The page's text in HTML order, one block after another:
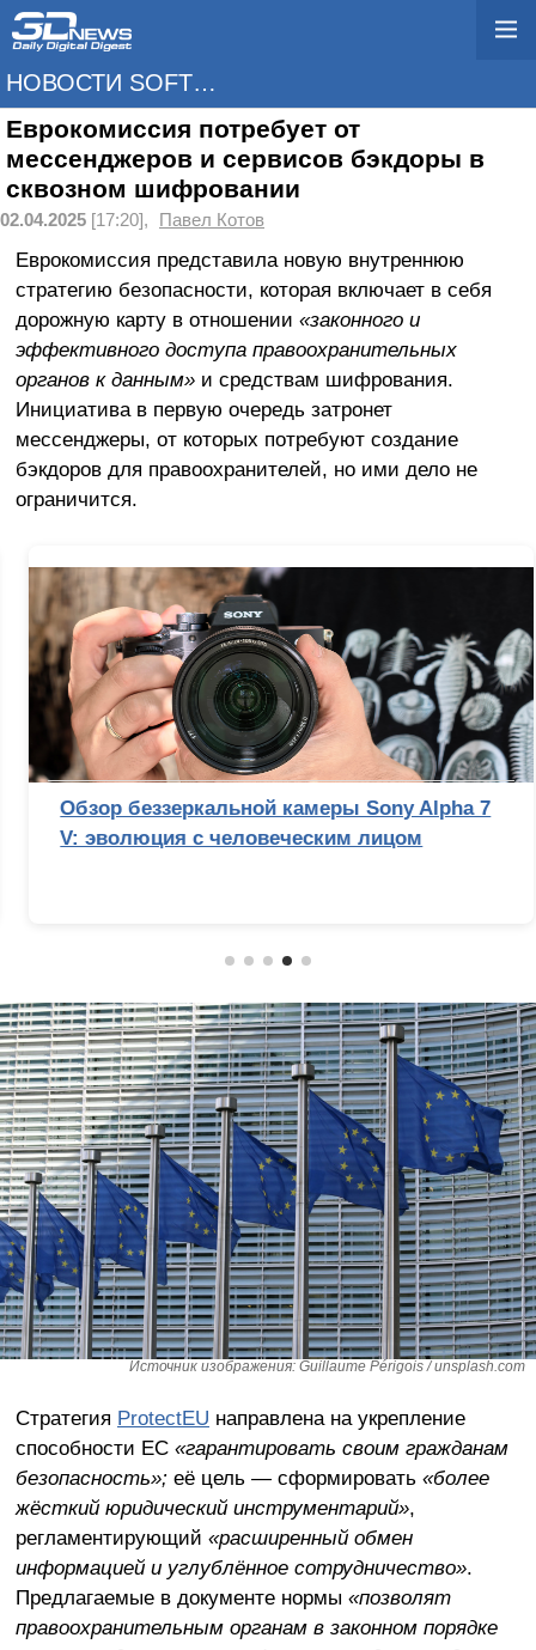
НОВОСТИ SOFTWARE
Еврокомиссия потребует от
мессенджеров и сервисов бэкдоры в
сквозном шифровании
02.04.2025 [17:20], Павел Котов
Еврокомиссия представила новую внутреннюю
стратегию безопасности, которая включает в себя
дорожную карту в отношении «законного и
эффективного доступа правоохранительных
органов к данным»и средствам шифрования.
Инициатива в первую очередь затронет
мессенджеры, от которых потребуют создание
бэкдоров для правоохранителей, но ими дело не
ограничится.
Обзор беззеркальной камеры Sony Alpha 7
V: эволюция с человеческим лицом
Источник изображения: Guillaume Périgois / unsplash.com
Стратегия ProtectEU направлена на укрепление
способности ЕС «гарантировать своим гражданам
безопасность»; её цель— сформировать«более
жёсткий юридический инструментарий»,
регламентирующий «расширенный обмен
информацией и углублённое сотрудничество».
Предлагаемые в документе нормы «позволят
правоохранительным органам в законном порядке